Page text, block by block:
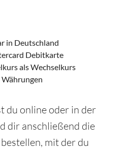
in Deutschland
Debitkarte
als Wechselkurs
du online oder in der
dir anschließend die
mit der du